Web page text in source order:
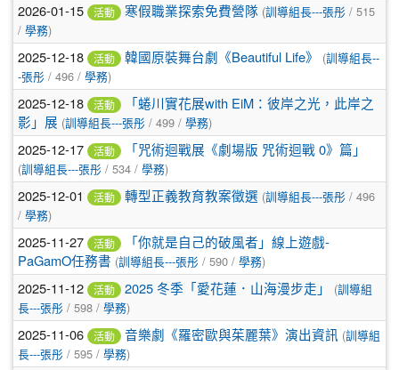
2026-01-15 活動 寒假職業探索免費營隊 (訓導組長---張彤 / 515
/ 學務)
2025-12-18 活動 韓國原裝舞台劇《Beautiful Life》 (訓導組長--
-張彤 / 496 / 學務)
2025-12-18 活動
「蜷川實花展with EiM：彼岸之光，此岸之
影」展 (訓導組長---張彤 / 499 / 學務)
2025-12-17 活動 「咒術迴戰展《劇場版 咒術迴戰 0》篇」
(訓導組長---張彤 / 534 / 學務)
2025-12-01 活動 轉型正義教育教案徵選 (訓導組長---張彤 / 496
/ 學務)
2025-11-27 活動
「你就是自己的破風者」線上遊戲-
PaGamO任務書 (訓導組長---張彤 / 590 / 學務)
2025-11-12 活動 2025 冬季「愛花蓮．山海漫步走」 (訓導組
長---張彤 / 598 / 學務)
2025-11-06 活動 音樂劇《羅密歐與茱麗葉》演出資訊 (訓導組
長---張彤 / 595 / 學務)